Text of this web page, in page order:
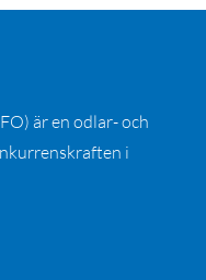
är en odlar- och
i